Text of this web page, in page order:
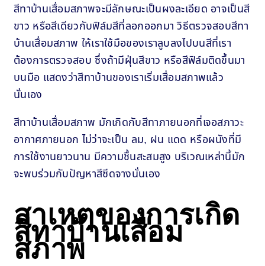
สีทาบ้านเสื่อมสภาพจะมีลักษณะเป็นผงละเอียด อาจเป็นสี
ขาว หรือสีเดียวกับฟิล์มสีที่ลอกออกมา วิธีตรวจสอบสีทา
บ้านเสื่อมสภาพ ให้เราใช้มือของเราลูบลงไปบนสีที่เรา
ต้องการตรวจสอบ ซึ่งถ้ามีฝุ่นสีขาว หรือสีฟิล์มติดขึ้นมา
บนมือ แสดงว่าสีทาบ้านของเราเริ่มเสื่อมสภาพแล้ว
นั่นเอง
สีทาบ้านเสื่อมสภาพ มักเกิดกับสีทาภายนอกที่เจอสภาวะ
อากาศภายนอก ไม่ว่าจะเป็น ลม, ฝน แดด หรือผนังที่มี
การใช้งานยาวนาน มีความชื้นสะสมสูง บริเวณเหล่านี้มัก
จะพบร่วมกับปัญหาสีซีดจางนั่นเอง
สาเหตุของการเกิด
สีทาบ้านเสื่อม
สภาพ